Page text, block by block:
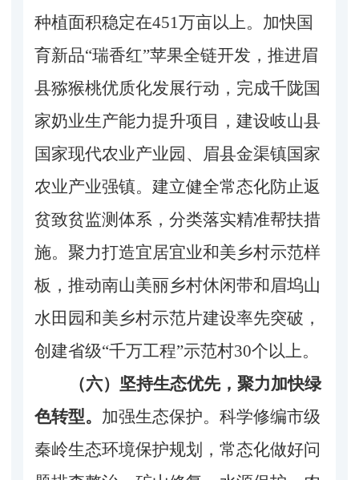
种植面积稳定在451万亩以上。加快国
育新品“瑞香红”苹果全链开发，推进眉
县猕猴桃优质化发展行动，完成千陇国
家奶业生产能力提升项目，建设岐山县
国家现代农业产业园、眉县金渠镇国家
农业产业强镇。建立健全常态化防止返
贫致贫监测体系，分类落实精准帮扶措
施。聚力打造宜居宜业和美乡村示范样
板，推动南山美丽乡村休闲带和眉坞山
水田园和美乡村示范片建设率先突破，
创建省级“千万工程”示范村30个以上。
（六）坚持生态优先，聚力加快绿
色转型。 加强生态保护。科学修编市级
秦岭生态环境保护规划，常态化做好问